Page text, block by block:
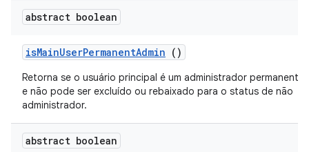
abstract boolean
isMainUserPermanentAdmin ()
Retorna se o usuário principal é um administrador permanente
e não pode ser excluído ou rebaixado para o status de não
administrador.
abstract boolean